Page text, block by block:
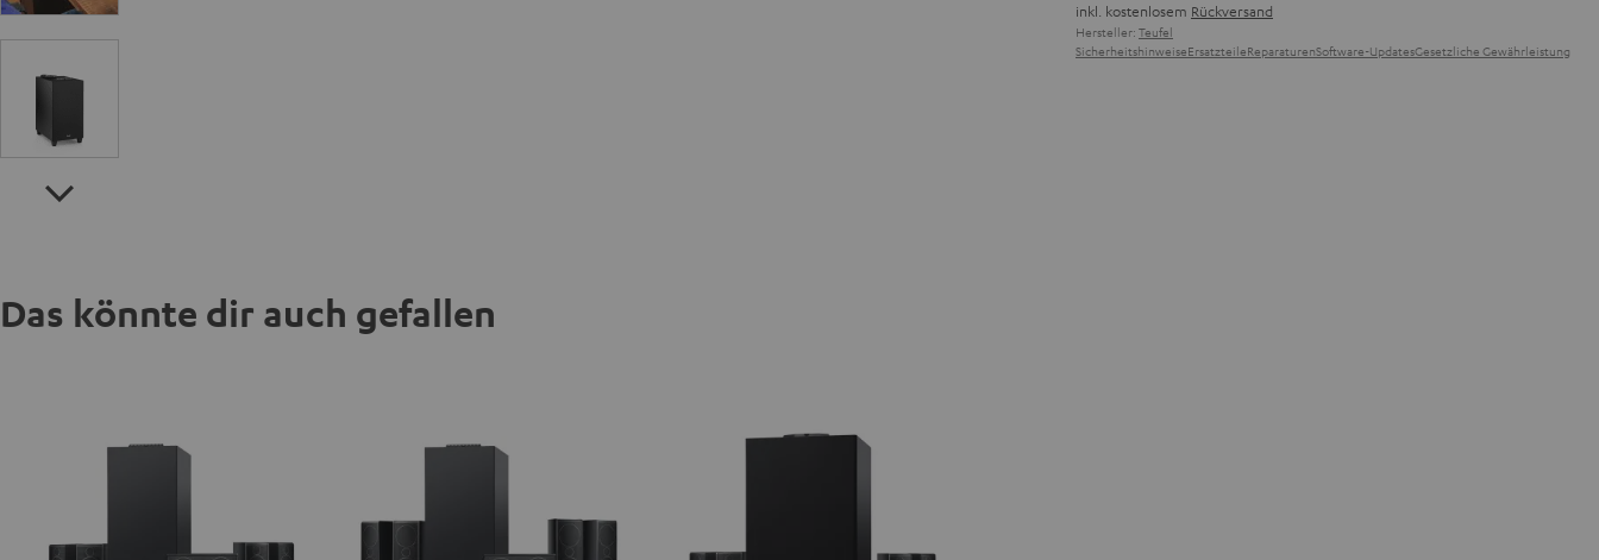
inkl. kostenlosem Rückversand
Hersteller: Teufel
SicherheitshinweiseErsatzteileReparaturenSoftware-UpdatesGesetzliche Gewährleistung
Das könnte dir auch gefallen